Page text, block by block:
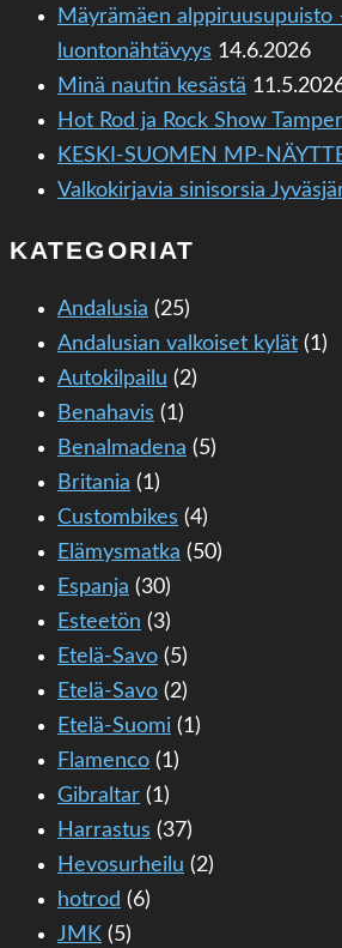
Mäyrämäen alppiruusupuisto
luontonähtävyys 14.6.2026
Minä nautin kesästä
Hot Rod ja Rock Show
KESKI-SUOMEN MP-
Valkokirjavia sinisorsia
KATEGORIAT
Andalusia (25)
Andalusian valkoiset kylät (1)
Autokilpailu (2)
Benahavis (1)
Benalmadena (5)
Britania (1)
Custombikes (4)
Elämysmatka (50)
Espanja (30)
Esteetön (3)
Etelä-Savo (5)
Etelä-Savo (2)
Etelä-Suomi (1)
Flamenco (1)
Gibraltar (1)
Harrastus (37)
Hevosurheilu (2)
hotrod (6)
JMK (5)